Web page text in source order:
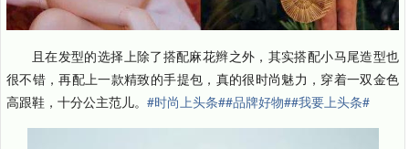
且在发型的选择上除了搭配麻花辫之外，其实搭配小马尾造型也
很不错，再配上一款精致的手提包，真的很时尚魅力，穿着一双金色
高跟鞋，十分公主范儿。 #时尚上头条##品牌好物##我要上头条#